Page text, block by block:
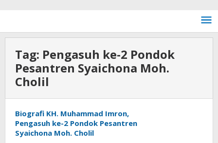
Tag: Pengasuh ke-2 Pondok
Pesantren Syaichona Moh.
Cholil
Biografi KH. Muhammad Imron,
Pengasuh ke-2 Pondok Pesantren
Syaichona Moh. Cholil